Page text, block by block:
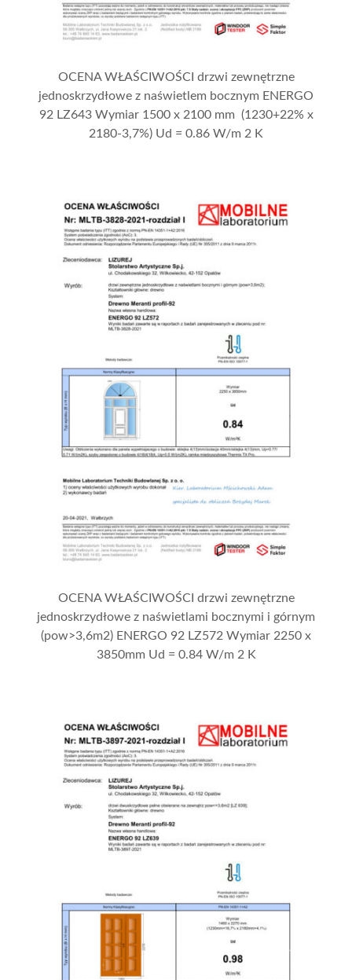
OCENA WŁAŚCIWOŚCI drzwi zewnętrzne
jednoskrzydłowe z naświetlem bocznym ENERGO
92 LZ643 Wymiar 1500 x 2100 mm (1230+22% x
2180-3,7%) Ud = 0.86 W/m 2 K
OCENA WŁAŚCIWOŚCI drzwi zewnętrzne
jednoskrzydłowe z naświetlami bocznymi i górnym
(pow>3,6m2) ENERGO 92 LZ572 Wymiar 2250 x
3850mm Ud = 0.84 W/m 2 K